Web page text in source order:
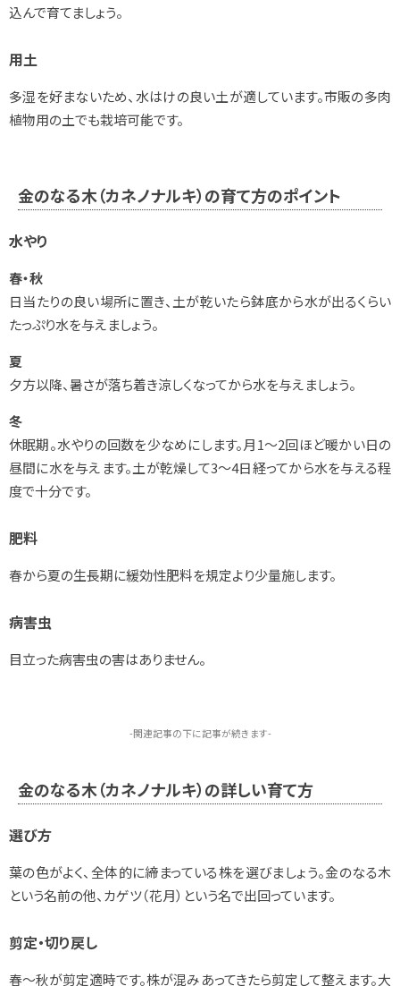
込んで育てましょう。
用土
多湿を好まないため、水はけの良い土が適しています。市販の多肉
植物用の土でも栽培可能です。
金のなる木（カネノナルキ）の育て方のポイント
水やり
春・秋
日当たりの良い場所に置き、土が乾いたら鉢底から水が出るくらい
たっぷり水を与えましょう。
夏
夕方以降、暑さが落ち着き涼しくなってから水を与えましょう。
冬
休眠期。水やりの回数を少なめにします。月1～2回ほど暖かい日の
昼間に水を与えます。土が乾燥して3～4日経ってから水を与える程
度で十分です。
肥料
春から夏の生長期に緩効性肥料を規定より少量施します。
病害虫
目立った病害虫の害はありません。
-関連記事の下に記事が続きます-
金のなる木（カネノナルキ）の詳しい育て方
選び方
葉の色がよく、全体的に締まっている株を選びましょう。金のなる木
という名前の他、カゲツ（花月）という名で出回っています。
剪定・切り戻し
春～秋が剪定適時です。株が混みあってきたら剪定して整えます。大